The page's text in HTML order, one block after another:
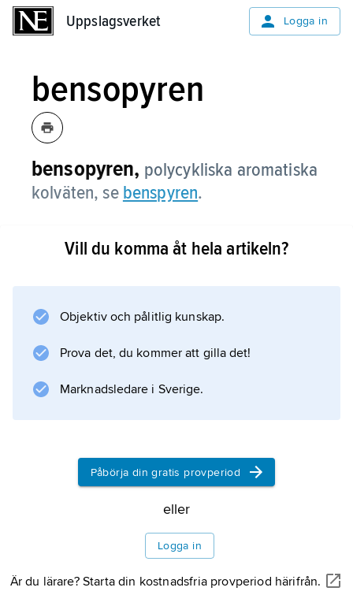
Uppslagsverket Logga in
bensopyren
bensopyren, polycykliska aromatiska
kolväten, se benspyren.
Vill du komma åt hela artikeln?
Objektiv och pålitlig kunskap.
Prova det, du kommer att gilla det!
Marknadsledare i Sverige.
Påbörja din gratis provperiod
eller
Logga in
Är du lärare? Starta din kostnadsfria provperiod härifrån.